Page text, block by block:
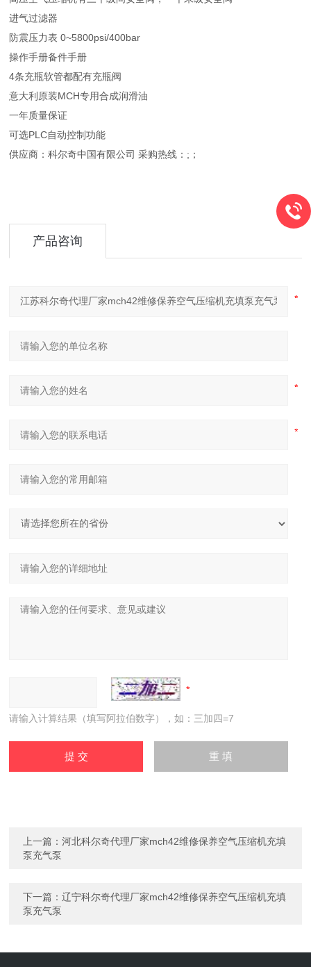
进气过滤器
防震压力表 0~5800psi/400bar
操作手册备件手册
4条充瓶软管都配有充瓶阀
意大利原装MCH专用合成润滑油
一年质量保证
可选PLC自动控制功能
供应商：科尔奇中国有限公司 采购热线：;；
产品咨询
请输入计算结果（填写阿拉伯数字），如：三加四=7
上一篇：河北科尔奇代理厂家mch42维修保养空气压缩机充填
泵充气泵
下一篇：辽宁科尔奇代理厂家mch42维修保养空气压缩机充填
泵充气泵